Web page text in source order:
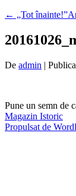
← „Tot
De admin |
Pune un semn de
Magazin Istoric
Propulsat de